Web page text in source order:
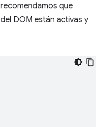
que
DOM están activas y